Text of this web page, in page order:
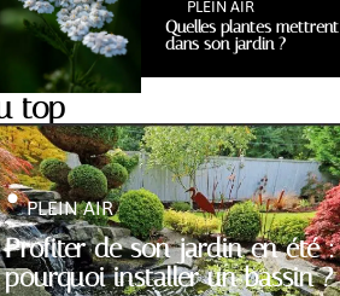
PLEIN AIR
Quelles plantes mettrent
dans son jardin ?
top
Profiter de son jardin en été :
pourquoi installer un bassin ?
PLEIN AIR